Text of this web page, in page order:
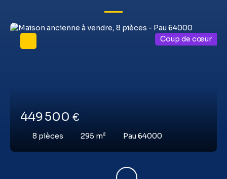
449 500 €
8 pièces 295 m² Pau 64000
Coup de cœur